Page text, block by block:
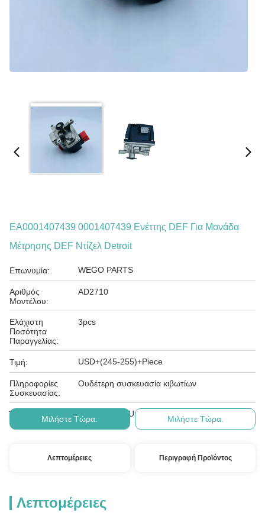
EA0001407439 0001407439 Ενέττης DEF Για Μονάδα
Μέτρησης DEF Ντίζελ Detroit
Επωνυμία: WEGO PARTS
Αριθμός
Μοντέλου:
AD2710
Ελάχιστη
Ποσότητα
Παραγγελίας:
3pcs
Τιμή: USD+(245-255)+Piece
Πληροφορίες
Συσκευασίας:
Ουδέτερη συσκευασία κιβωτίων
Όροι Πληρωμής: T/T, Western Union, Paypal
Μιλήστε Τώρα. Μιλήστε Τώρα.
Λεπτομέρειες Περιγραφή Προϊόντος
Λεπτομέρειες